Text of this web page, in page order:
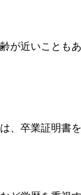
が近いことも
、卒業証明書